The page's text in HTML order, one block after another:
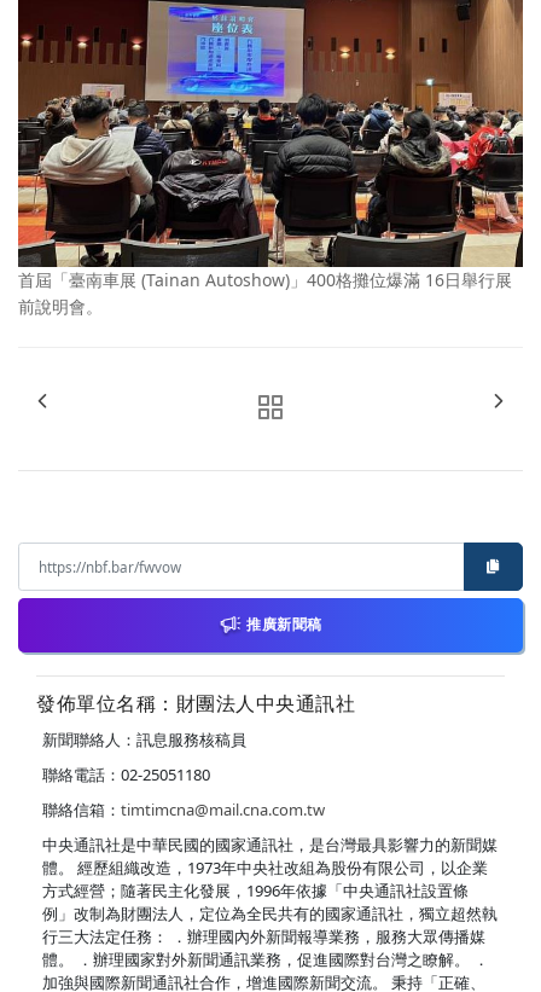
首屆「臺南車展 (Tainan Autoshow)」400格攤位爆滿 16日舉行展
前說明會。
推廣新聞稿
發佈單位名稱：財團法人中央通訊社
新聞聯絡人：訊息服務核稿員
聯絡電話：02-25051180
聯絡信箱： timtimcna@mail.cna.com.tw
中央通訊社是中華民國的國家通訊社，是台灣最具影響力的新聞媒
體。 經歷組織改造，1973年中央社改組為股份有限公司，以企業
方式經營；隨著民主化發展，1996年依據「中央通訊社設置條
例」改制為財團法人，定位為全民共有的國家通訊社，獨立超然執
行三大法定任務： ．辦理國內外新聞報導業務，服務大眾傳播媒
體。 ．辦理國家對外新聞通訊業務，促進國際對台灣之瞭解。 ．
加強與國際新聞通訊社合作，增進國際新聞交流。 秉持「正確、